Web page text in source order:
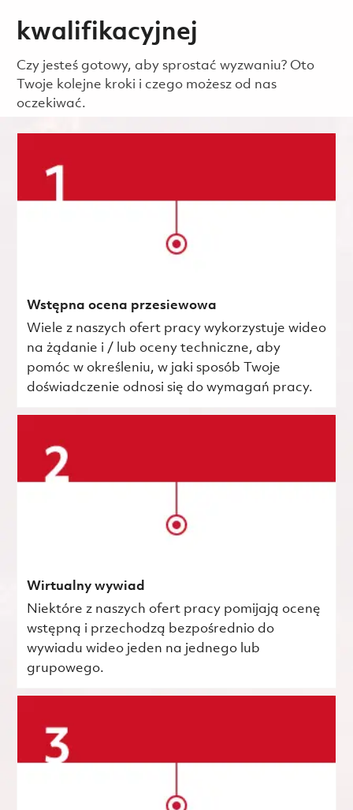
kwalifikacyjnej
Czy jesteś gotowy, aby sprostać wyzwaniu? Oto
Twoje kolejne kroki i czego możesz od nas
oczekiwać.
Wstępna ocena przesiewowa
Wiele z naszych ofert pracy wykorzystuje wideo
na żądanie i / lub oceny techniczne, aby
pomóc w określeniu, w jaki sposób Twoje
doświadczenie odnosi się do wymagań pracy.
Wirtualny wywiad
Niektóre z naszych ofert pracy pomijają ocenę
wstępną i przechodzą bezpośrednio do
wywiadu wideo jeden na jednego lub
grupowego.